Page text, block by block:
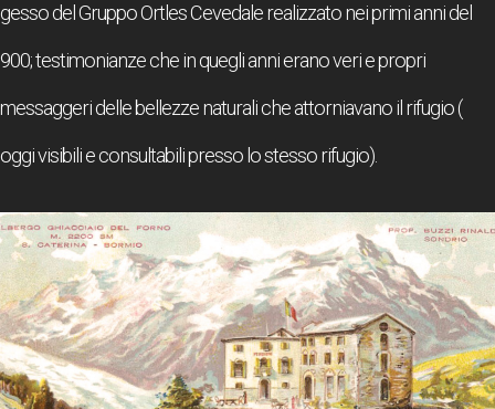
gesso del Gruppo Ortles Cevedale realizzato nei primi anni del
900; testimonianze che in quegli anni erano veri e propri
messaggeri delle bellezze naturali che attorniavano il rifugio (
oggi visibili e consultabili presso lo stesso rifugio).